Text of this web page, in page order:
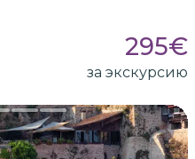
295€
за экскурсию